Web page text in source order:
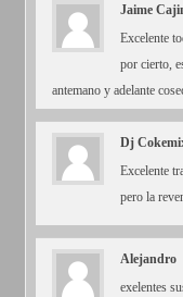
Jaime
Excelente
por cierto,
antemano y adelante
Dj
Excelente
pero la
Alejandro
exelentes